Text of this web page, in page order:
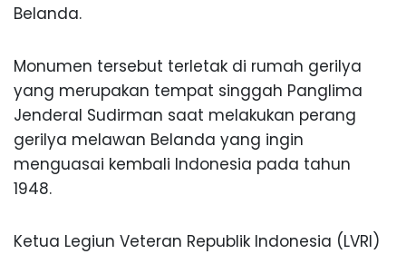
Belanda.
Monumen tersebut terletak di rumah gerilya
yang merupakan tempat singgah Panglima
Jenderal Sudirman saat melakukan perang
gerilya melawan Belanda yang ingin
menguasai kembali Indonesia pada tahun
1948.
Ketua Legiun Veteran Republik Indonesia (LVRI)